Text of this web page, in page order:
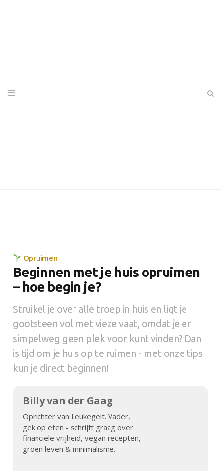
Opruimen
Beginnen met je huis opruimen
– hoe begin je?
Struikel je over alle troep in huis en ligt je
gootsteen vol met vieze vaat, omdat je er
simpelweg geen plek voor kunt vinden? Dan
is tijd om je huis op te ruimen - met onze tips
kun je direct beginnen!
Billy van der Gaag
Oprichter van Leukegeit. Vader,
gek op eten - schrijft graag over
financiële vrijheid, vegan recepten,
groen leven & minimalisme.